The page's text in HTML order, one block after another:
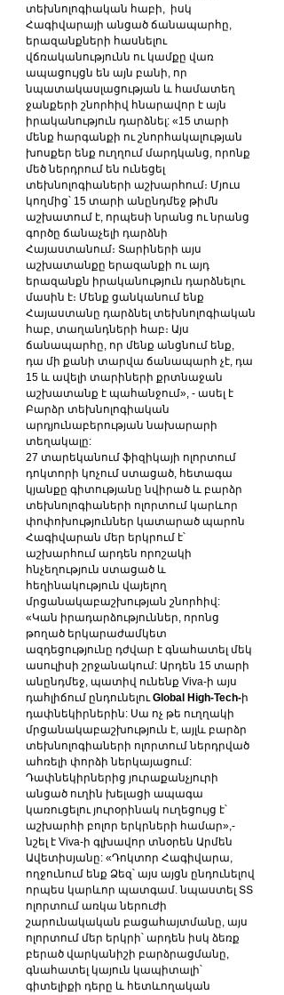
տեխնոլոգիական հաբի,  իսկ
Հագիվարայի անցած ճանապարհը,
երազանքների հասնելու
վճռականությունն ու կամքը վառ
ապացույցն են այն բանի, որ
նպատակասլացության և համատեղ
ջանքերի շնորհիվ հնարավոր է այն
իրականություն դարձնել: «15 տարի
մենք հարգանքի ու շնորհակալության
խոսքեր ենք ուղղում մարդկանց, որոնք
մեծ ներդրում են ունեցել
տեխնոլոգիաների աշխարհում։ Մյուս
կողմից՝ 15 տարի անընդմեջ թիմն
աշխատում է, որպեսի նրանց ու նրանց
գործը ճանաչելի դարձնի
Հայաստանում։ Տարիների այս
աշխատանքը երազանքի ու այդ
երազանքն իրականություն դարձնելու
մասին է։ Մենք ցանկանում ենք
Հայաստանը դարձնել տեխնոլոգիական
հաբ, տաղանդների հաբ։ Այս
ճանապարհը, որ մենք անցնում ենք,
դա մի քանի տարվա ճանապարհ չէ, դա
15 և ավելի տարիների քրտնաջան
աշխատանք է պահանջում», - ասել է
Բարձր տեխնոլոգիական
արդյունաբերության նախարարի
տեղակալը:
27 տարեկանում ֆիզիկայի ոլորտում
դոկտորի կոչում ստացած, հետագա
կյանքը գիտությանը նվիրած և բարձր
տեխնոլոգիաների ոլորտում կարևոր
փոփոխություններ կատարած պարոն
Հագիվարան մեր երկրում է՝
աշխարհում արդեն որոշակի
հնչեղություն ստացած և
հեղինակություն վայելող
մրցանակաբաշխության շնորհիվ:
«Կան իրադարձություններ, որոնց
թողած երկարաժամկետ
ազդեցությունը դժվար է գնահատել մեկ
ասուլիսի շրջանակում: Արդեն 15 տարի
անընդմեջ, պատիվ ունենք Viva-ի այս
դահլիճում ընդունելու Global High-Tech-ի
դափնեկիրներին: Սա ոչ թե ուղղակի
մրցանակաբաշխություն է, այլև բարձր
տեխնոլոգիաների ոլորտում ներդրված
ահռելի փորձի ներկայացում:
Դափնեկիրներից յուրաքանչյուրի
անցած ուղին խելացի ապագա
կառուցելու յուրօրինակ ուղեցույց է՝
աշխարհի բոլոր երկրների համար»,-
նշել է Viva-ի գլխավոր տնօրեն Արմեն
Ավետիսյանը: «Դոկտոր Հագիվարա,
ողջունում ենք Ձեզ՝ այս այցն ընդունելով
որպես կարևոր պատգամ. նպաստել ՏՏ
ոլորտում առկա ներուժի
շարունակական բացահայտմանը, այս
ոլորտում մեր երկրի՝ արդեն իսկ ձեռք
բերած վարկանիշի բարձրացմանը,
գնահատել կայուն կապիտալի՝
գիտելիքի դերը և հետևողական